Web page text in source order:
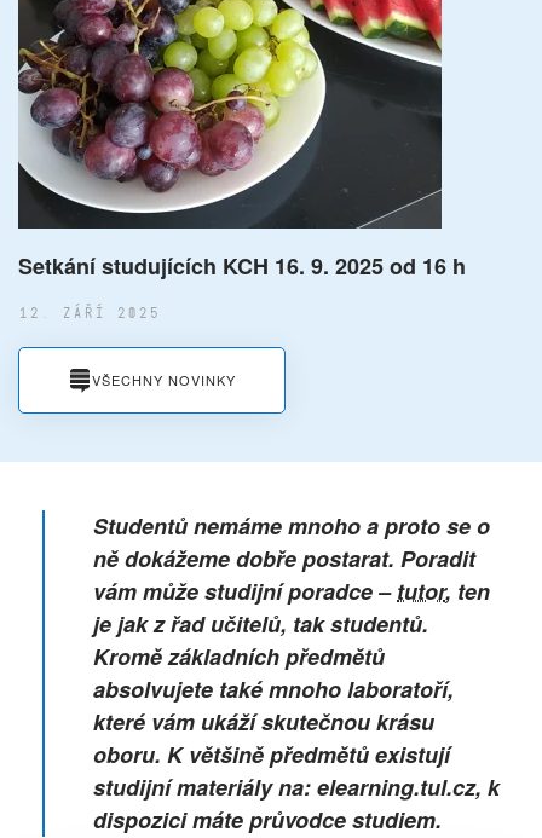
Setkání studujících KCH 16. 9. 2025 od 16 h
12. ZÁŘÍ 2025
VŠECHNY NOVINKY
Studentů nemáme mnoho a proto se o
ně dokážeme dobře postarat. Poradit
vám může studijní poradce –tutor, ten
je jak z řad učitelů, tak studentů.
Kromě základních předmětů
absolvujete také mnoho laboratoří,
které vám ukáží skutečnou krásu
oboru. K většině předmětů existují
studijní materiály na: elearning.tul.cz, k
dispozici máte průvodce studiem.